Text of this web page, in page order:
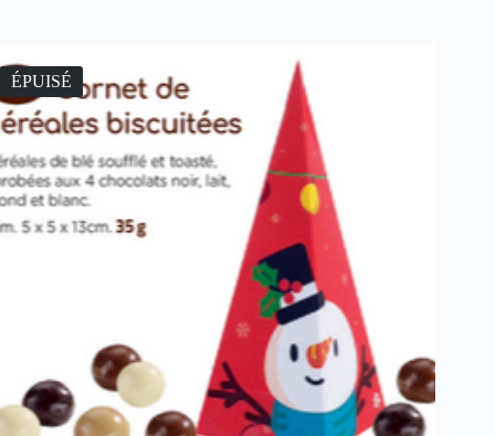
ÉPUISÉ